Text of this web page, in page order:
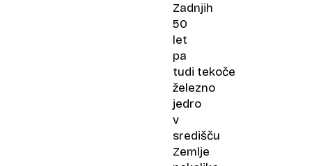
Zadnjih
50
let
pa
tudi tekoče
železno
jedro
v
središču
Zemlje